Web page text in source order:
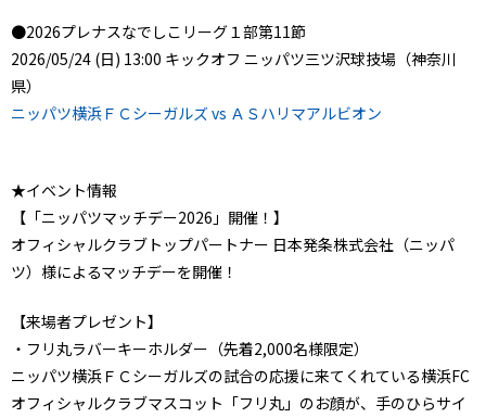
●2026プレナスなでしこリーグ１部第11節
2026/05/24 (日) 13:00 キックオフ ニッパツ三ツ沢球技場（神奈川
県）
ニッパツ横浜ＦＣシーガルズ vs ＡＳハリマアルビオン
★イベント情報
【「ニッパツマッチデー2026」開催！】
オフィシャルクラブトップパートナー 日本発条株式会社（ニッパ
ツ）様によるマッチデーを開催！
【来場者プレゼント】
・フリ丸ラバーキーホルダー（先着2,000名様限定）
ニッパツ横浜ＦＣシーガルズの試合の応援に来てくれている横浜FC
オフィシャルクラブマスコット「フリ丸」のお顔が、手のひらサイ